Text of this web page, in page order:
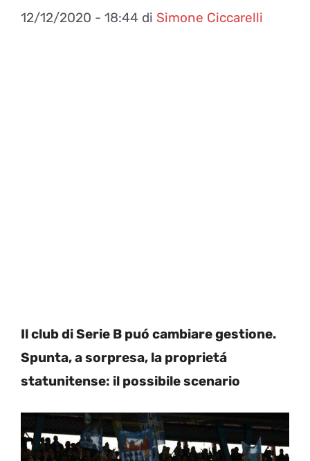
12/12/2020 - 18:44 di Simone Ciccarelli
Il club di Serie B puó cambiare gestione.
Spunta, a sorpresa, la proprietá
statunitense: il possibile scenario